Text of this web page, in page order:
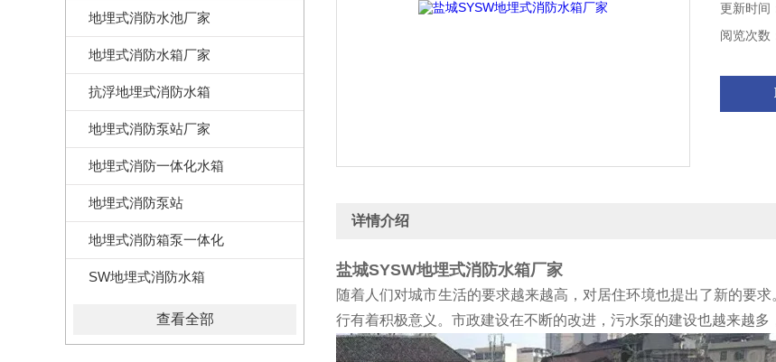
地埋式消防水池厂家
地埋式消防水箱厂家
抗浮地埋式消防水箱
地埋式消防泵站厂家
地埋式消防一体化水箱
地埋式消防泵站
地埋式消防箱泵一体化
SW地埋式消防水箱
查看全部
更新时间
阅览次数
详情介绍
盐城SYSW地埋式消防水箱厂家
随着人们对城市生活的要求越来越高，对居住环境也提出了新的要
行有着积极意义。市政建设在不断的改进，污水泵的建设也越来越多